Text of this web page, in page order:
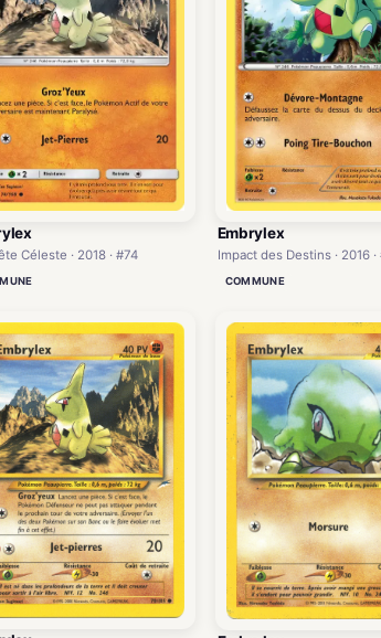
Céleste · 2018 · #74
Embrylex
Impact des Destins · 2016 ·
COMMUNE